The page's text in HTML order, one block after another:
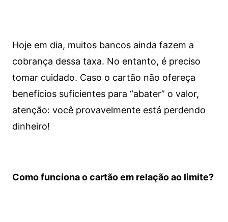
Hoje em dia, muitos bancos ainda fazem a
cobrança dessa taxa. No entanto, é preciso
tomar cuidado. Caso o cartão não ofereça
benefícios suficientes para “abater” o valor,
atenção: você provavelmente está perdendo
dinheiro!
Como funciona o cartão em relação ao limite?